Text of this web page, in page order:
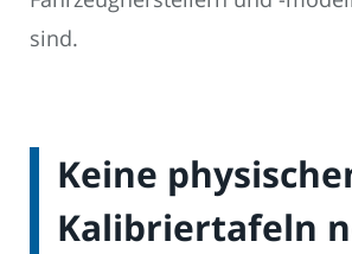
sind.
Keine
Kalibriertafeln